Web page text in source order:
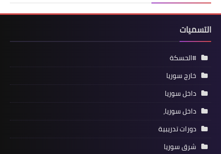
التسميات
#الحسكة
خارج سوريا
داخل سوريا
داخل سوريا،
دورات تدريبية
شرق سوريا